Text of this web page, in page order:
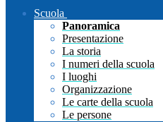
Scuola
Panoramica
Presentazione
La storia
I numeri della scuola
I luoghi
Organizzazione
Le carte della scuola
Le persone